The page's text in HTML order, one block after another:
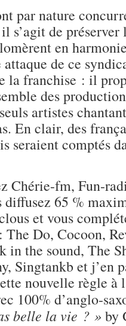
par nature
s’agit de préserver
en
de ce
la franchise : il
des
artistes
En clair, des
seraient comptés
Chérie-fm, Fun-
65 %
et vous
Do, Cocoon,
the sound, The
Singtankb et j’en
nouvelle règle à
100% d’anglo-
belle la vie ? » by